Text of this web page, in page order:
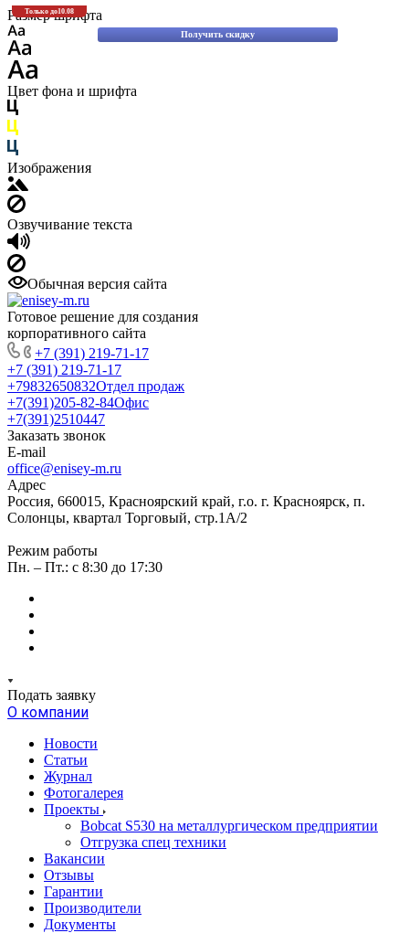
Только до10.08
Получить скидку
Размер шрифта
Цвет фона и шрифта
Изображения
Озвучивание текста
Обычная версия сайта
Готовое решение для создания
корпоративного сайта
+7 (391) 219-71-17
+7 (391) 219-71-17
+79832650832Отдел продаж
+7(391)205-82-84Офис
+7(391)2510447
Заказать звонок
E-mail
office@enisey-m.ru
Адрес
Россия, 660015, Красноярский край, г.о. г. Красноярск, п.
Солонцы, квартал Торговый, стр.1А/2
Режим работы
Пн. – Пт.: c 8:30 до 17:30
Подать заявку
О компании
Новости
Статьи
Журнал
Фотогалерея
Проекты
Bobcat S530 на металлургическом предприятии
Отгрузка спец техники
Вакансии
Отзывы
Гарантии
Производители
Документы